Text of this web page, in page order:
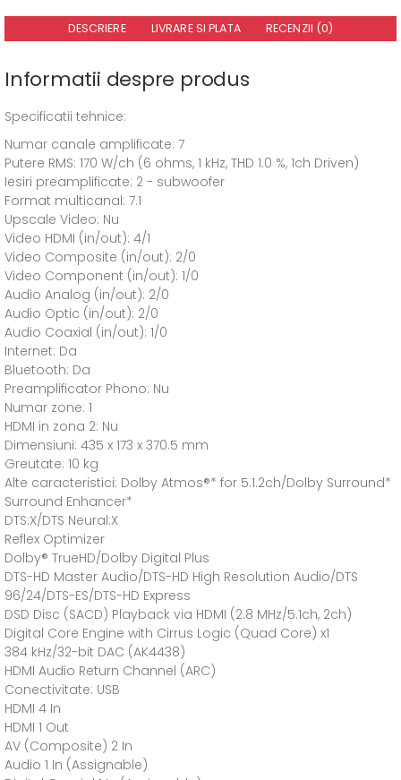
DESCRIERE LIVRARE SI PLATA RECENZII (0)
Informatii despre produs
Specificatii tehnice:
Numar canale amplificate: 7
Putere RMS: 170 W/ch (6 ohms, 1 kHz, THD 1.0 %, 1ch Driven)
Iesiri preamplificate: 2 - subwoofer
Format multicanal: 7.1
Upscale Video: Nu
Video HDMI (in/out): 4/1
Video Composite (in/out): 2/0
Video Component (in/out): 1/0
Audio Analog (in/out): 2/0
Audio Optic (in/out): 2/0
Audio Coaxial (in/out): 1/0
Internet: Da
Bluetooth: Da
Preamplificator Phono: Nu
Numar zone: 1
HDMI in zona 2: Nu
Dimensiuni: 435 x 173 x 370.5 mm
Greutate: 10 kg
Alte caracteristici: Dolby Atmos®* for 5.1.2ch/Dolby Surround*
Surround Enhancer*
DTS:X/DTS Neural:X
Reflex Optimizer
Dolby® TrueHD/Dolby Digital Plus
DTS-HD Master Audio/DTS-HD High Resolution Audio/DTS
96/24/DTS-ES/DTS-HD Express
DSD Disc (SACD) Playback via HDMI (2.8 MHz/5.1ch, 2ch)
Digital Core Engine with Cirrus Logic (Quad Core) x1
384 kHz/32-bit DAC (AK4438)
HDMI Audio Return Channel (ARC)
Conectivitate: USB
HDMI 4 In
HDMI 1 Out
AV (Composite) 2 In
Audio 1 In (Assignable)